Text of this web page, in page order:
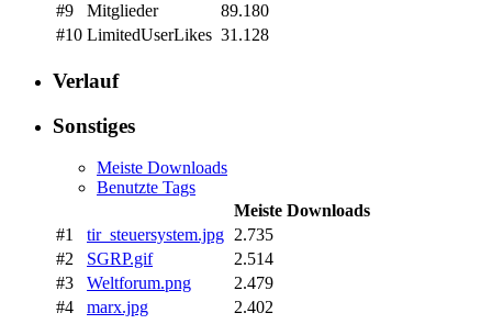
#9
Mitglieder
89.180
#10 LimitedUserLikes 31.128
Verlauf
Sonstiges
Meiste Downloads
Benutzte Tags
Meiste Downloads
#1
tir_steuersystem.jpg 2.735
#2
SGRP.gif
2.514
#3
Weltforum.png
2.479
#4
marx.jpg
2.402